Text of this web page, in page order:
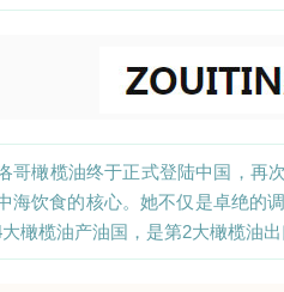
哥橄榄油终于正式登陆中国，再
海饮食的核心。她不仅是卓绝的
橄榄油产油国，是第2大橄榄油